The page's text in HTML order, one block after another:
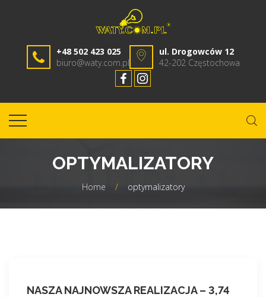
+48 502 423 025
biuro@waty.com.pl
ul. Drogowców 12
42-202 Częstochowa
OPTYMALIZATORY
Home / optymalizatory
NASZA NAJNOWSZA REALIZACJA – 3,74